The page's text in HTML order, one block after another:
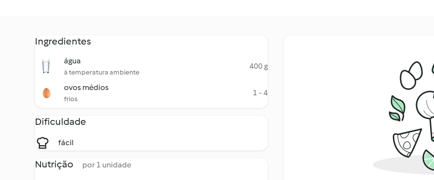
Ingredientes
água
à temperatura ambiente
400 g
ovos médios
frios
1 - 4
Dificuldade
fácil
Nutrição por 1 unidade